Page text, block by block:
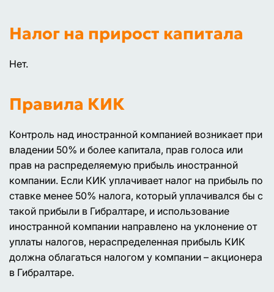
Налог на прирост капитала
Нет.
Правила КИК
Контроль над иностранной компанией возникает при
владении 50% и более капитала, прав голоса или
прав на распределяемую прибыль иностранной
компании. Если КИК уплачивает налог на прибыль по
ставке менее 50% налога, который уплачивался бы с
такой прибыли в Гибралтаре, и использование
иностранной компании направлено на уклонение от
уплаты налогов, нераспределенная прибыль КИК
должна облагаться налогом у компании – акционера
в Гибралтаре.